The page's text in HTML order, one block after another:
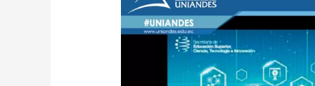
de
Reconocimiento